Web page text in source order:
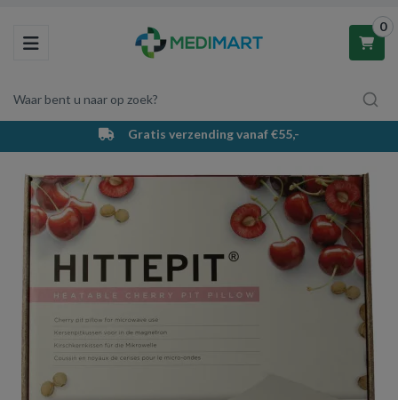
Toggle navigation
Waar bent u naar op zoek?
0
Winkelwagen
Uw winkelwagen is leeg.
Vul hem met producten.
Gratis verzending vanaf €55,-